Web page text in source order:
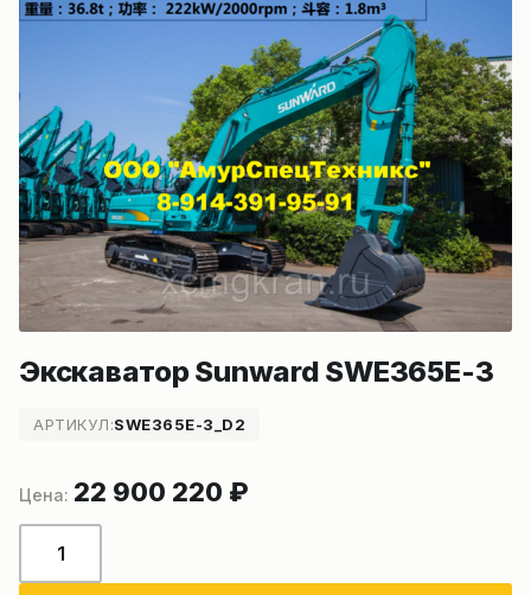
Экскаватор Sunward SWE365E-3
АРТИКУЛ:SWE365E-3_D2
22 900 220 ₽
товара